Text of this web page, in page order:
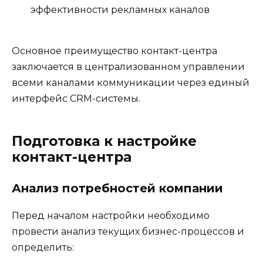
эффективности рекламных каналов
Основное преимущество контакт-центра
заключается в централизованном управлении
всеми каналами коммуникации через единый
интерфейс CRM-системы.
Подготовка к настройке
контакт-центра
Анализ потребностей компании
Перед началом настройки необходимо
провести анализ текущих бизнес-процессов и
определить: